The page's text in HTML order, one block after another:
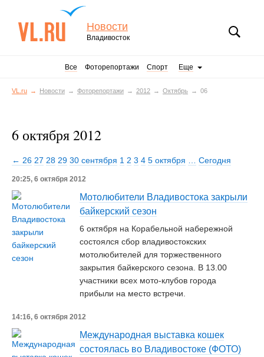
Новости
Владивосток
Все Фоторепортажи Спорт Еще
VL.ru Новости Фоторепортажи 2012 Октябрь 06
6 октября 2012
← 26 27 28 29 30 сентября 1 2 3 4 5 октября Сегодня
20:25, 6 октября 2012
Мотолюбители Владивостока закрыли
байкерский сезон
6 октября на Корабельной набережной
состоялся сбор владивостокских
мотолюбителей для торжественного
закрытия байкерского сезона. В 13.00
участники всех мото-клубов города
прибыли на место встречи.
14:16, 6 октября 2012
Международная выставка кошек
состоялась во Владивостоке (ФОТО)